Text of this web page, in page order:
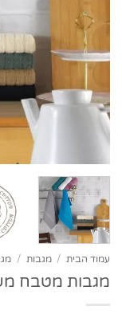
עמוד הבית / מגבות /
מגבות מטבח